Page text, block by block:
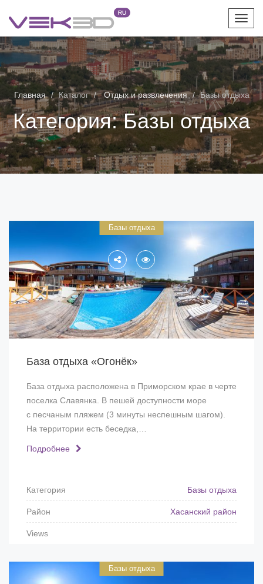
Главная Каталог Отдых и развлечения Базы отдыха
Категория:Базы отдыха
Базы отдыха
База отдыха «Огонёк»
База отдыха расположена в Приморском крае в черте
поселка Славянка. В пешей доступности море
с песчаным пляжем (3 минуты неспешным шагом).
На территории есть беседка,…
Подробнее
Категория Базы отдыха
Район Хасанский район
Views
Базы отдыха